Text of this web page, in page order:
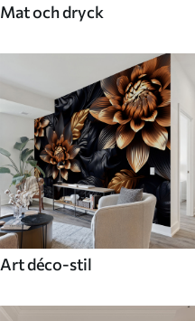
Mat och dryck
Art déco-stil